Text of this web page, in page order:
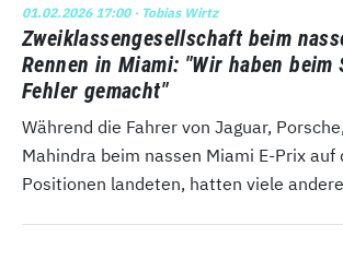
01.02.2026 17:00· Tobias Wirtz
Zweiklassengesellschaft beim
Rennen in Miami: "Wir haben beim
Fehler gemacht"
Während die Fahrer von Jaguar,
Mahindra beim nassen Miami E-Prix
Positionen landeten, hatten viele